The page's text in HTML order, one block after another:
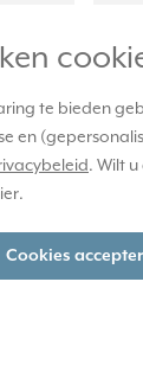
te bieden
en
. Wilt
.
Cookies